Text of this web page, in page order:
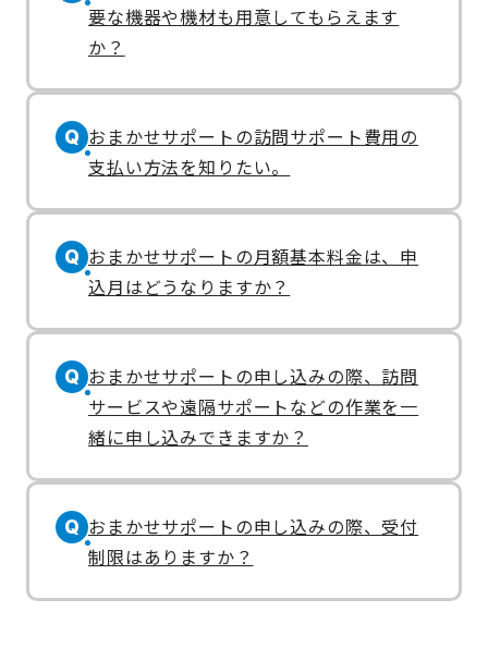
要な機器や機材も用意してもらえます
か？
Q おまかせサポートの訪問サポート費用の
支払い方法を知りたい。
Q おまかせサポートの月額基本料金は、申
込月はどうなりますか？
Q おまかせサポートの申し込みの際、訪問
サービスや遠隔サポートなどの作業を一
緒に申し込みできますか？
Q おまかせサポートの申し込みの際、受付
制限はありますか？